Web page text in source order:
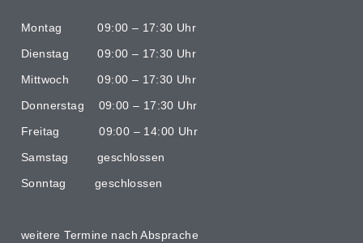
Montag 09:00 – 17:30 Uhr
Dienstag 09:00 – 17:30 Uhr
Mittwoch 09:00 – 17:30 Uhr
Donnerstag 09:00 – 17:30 Uhr
Freitag 09:00 – 14:00 Uhr
Samstag geschlossen
Sonntag geschlossen
weitere Termine nach Absprache